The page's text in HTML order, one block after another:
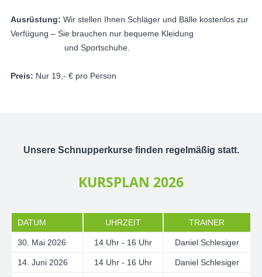
Ausrüstung: Wir stellen Ihnen Schläger und Bälle kostenlos zur
Verfügung – Sie brauchen nur bequeme Kleidung
und Sportschuhe.
Preis: Nur 19,- € pro Person
Unsere Schnupperkurse finden regelmäßig statt.
KURSPLAN 2026
DATUM UHRZEIT TRAINER
30. Mai 2026 14 Uhr - 16 Uhr Daniel Schlesiger
14. Juni 2026 14 Uhr - 16 Uhr Daniel Schlesiger